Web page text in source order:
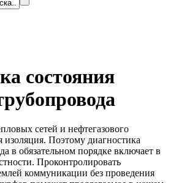
состояния
сетей и нефтегазового
изоляция. Поэтому диагностика
в обязательном порядке включает в
Проконтролировать
коммуникации без проведения